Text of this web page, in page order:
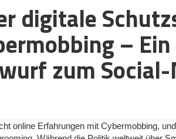
entscheidet nicht nur das Produkt über den
das Unternehmen? Welche Werte prägen
die Gründer*in auch jenseits der KPIs an?
im Workshop, sondern im inneren
als Kompass dient:
ich nie eingehen würde – egal wie lukrativ
digitale
– Ein
zum
online Erfahrungen mit Cybermobbing,